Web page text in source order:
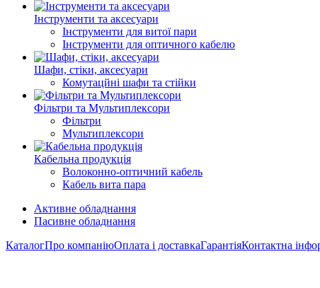
Інструменти та аксесуари
Інструменти для витої пари
Інструменти для оптичного кабелю
Шафи, стіки, аксесуари
Комутацйні шафи та стійки
Фільтри та Мультиплексори
Фільтри
Мультиплексори
Кабельна продукція
Волоконно-оптичний кабель
Кабель вита пара
Активне обладнання
Пасивне обладнання
КаталогПро компаніюОплата і доставкаГарантіяКонтактна